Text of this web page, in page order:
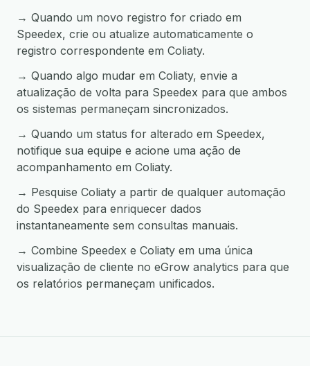
→ Quando um novo registro for criado em
Speedex, crie ou atualize automaticamente o
registro correspondente em Coliaty.
→ Quando algo mudar em Coliaty, envie a
atualização de volta para Speedex para que ambos
os sistemas permaneçam sincronizados.
→ Quando um status for alterado em Speedex,
notifique sua equipe e acione uma ação de
acompanhamento em Coliaty.
→ Pesquise Coliaty a partir de qualquer automação
do Speedex para enriquecer dados
instantaneamente sem consultas manuais.
→ Combine Speedex e Coliaty em uma única
visualização de cliente no eGrow analytics para que
os relatórios permaneçam unificados.